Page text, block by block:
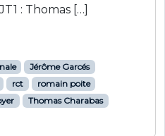
: Thomas […]
Jérôme Garcés
rct
romain poite
Thomas Charabas